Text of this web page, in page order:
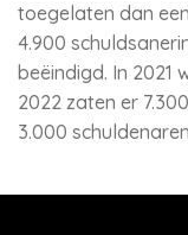
toegelaten dan
4.900
beëindigd. In 2021
2022 zaten er
3.000